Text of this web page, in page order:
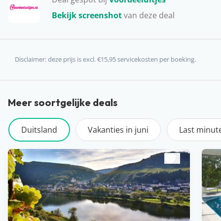
Bekijk screenshotvan deze deal
te bezoeken en onderweg te stoppen bij de kastelen en
vulkanen. Duitsland heeft dus genoeg te bieden voor
Disclaimer: deze prijs is excl. €15,95 servicekosten per boeking.
Meer soortgelijke deals
Duitsland Vakanties in juni Last